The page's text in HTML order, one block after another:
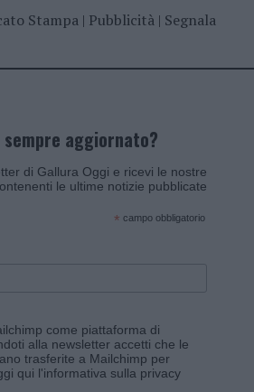
Stampa| Pubblicità| Segnala
aggiornato?
di Gallura Oggi e ricevi le nostre
le ultime notizie pubblicate
* campo obbligatorio
come piattaforma di
alla newsletter accetti che le
trasferite a Mailchimp per
qui l'informativa sulla privacy